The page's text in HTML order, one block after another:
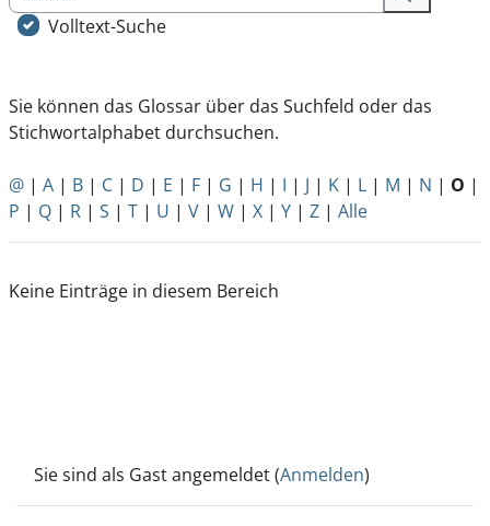
Suchen
Volltext-Suche
Sie können das Glossar über das Suchfeld oder das
Stichwortalphabet durchsuchen.
@ | A | B | C | D | E | F | G | H | I | J | K | L | M | N | O |
P | Q | R | S | T | U | V | W | X | Y | Z | Alle
Keine Einträge in diesem Bereich
Sie sind als Gast angemeldet (Anmelden)